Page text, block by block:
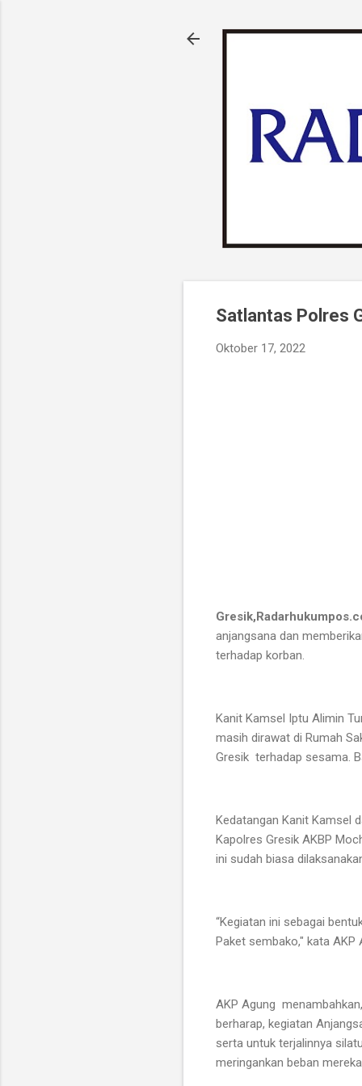
Satlantas Polres
Oktober 17, 2022
anjangsana dan
terhadap korban.
Kanit Kamsel Iptu Alimin
masih dirawat di Rumah
Gresik terhadap sesama.
Kedatangan Kanit Kamsel
Kapolres Gresik AKBP
ini sudah biasa
“Kegiatan ini sebagai
Paket sembako," kata
AKP Agung
berharap, kegiatan
serta untuk terjalinnya
meringankan beban